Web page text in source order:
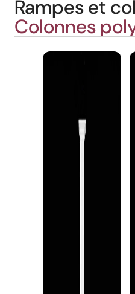
Rampes et
Colonnes